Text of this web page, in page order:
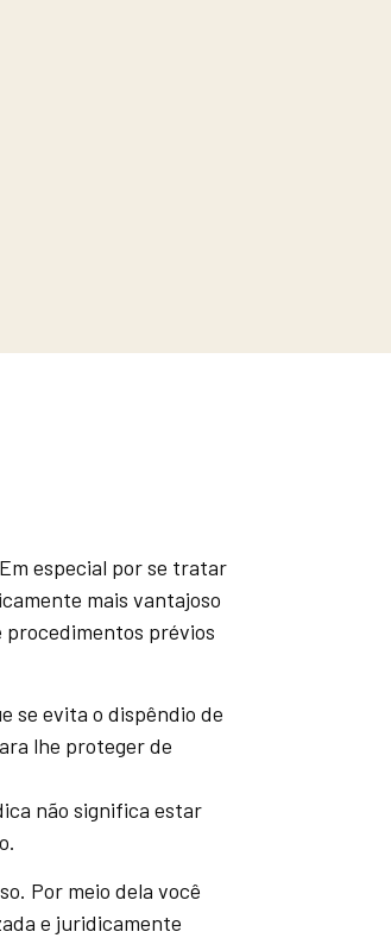
especial por se tratar
mais vantajoso
prévios
se evita o dispêndio de
lhe proteger de
não significa estar
Por meio dela você
e juridicamente